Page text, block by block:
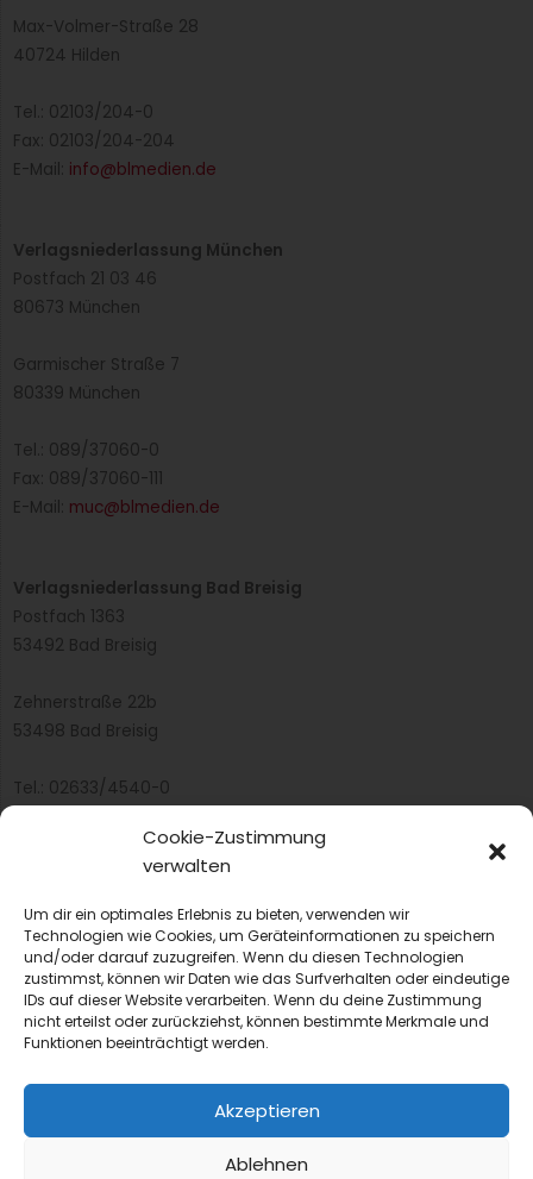
Cookie-Zustimmung
verwalten
Um dir ein optimales Erlebnis zu bieten, verwenden wir
Technologien wie Cookies, um Geräteinformationen zu speichern
und/oder darauf zuzugreifen. Wenn du diesen Technologien
zustimmst, können wir Daten wie das Surfverhalten oder eindeutige
IDs auf dieser Website verarbeiten. Wenn du deine Zustimmung
nicht erteilst oder zurückziehst, können bestimmte Merkmale und
Funktionen beeinträchtigt werden.
Akzeptieren
Ablehnen
Max-Volmer-Straße 28
40724 Hilden
Tel.: 02103/204-0
Fax: 02103/204-204
E-Mail: info@blmedien.de
Verlagsniederlassung München
Postfach 21 03 46
80673 München
Garmischer Straße 7
80339 München
Tel.: 089/37060-0
Fax: 089/37060-111
E-Mail: muc@blmedien.de
Verlagsniederlassung Bad Breisig
Postfach 1363
53492 Bad Breisig
Zehnerstraße 22b
53498 Bad Breisig
Tel.: 02633/4540-0
infobb@blmedien.de
© 2022 B&L MedienGesellschaft mbH & Co. KG